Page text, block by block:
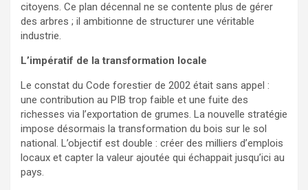
citoyens. Ce plan décennal ne se contente plus de gérer
des arbres ; il ambitionne de structurer une véritable
industrie.
L’impératif de la transformation locale
Le constat du Code forestier de 2002 était sans appel :
une contribution au PIB trop faible et une fuite des
richesses via l’exportation de grumes. La nouvelle stratégie
impose désormais la transformation du bois sur le sol
national. L’objectif est double : créer des milliers d’emplois
locaux et capter la valeur ajoutée qui échappait jusqu’ici au
pays.